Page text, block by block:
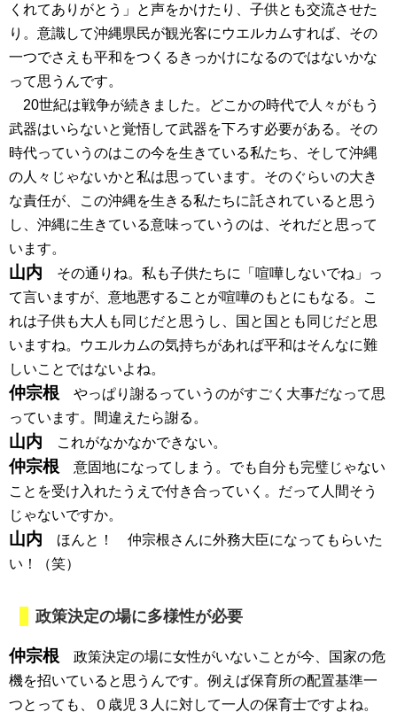
くれてありがとう」と声をかけたり、子供とも交流させた
り。意識して沖縄県民が観光客にウエルカムすれば、その
一つでさえも平和をつくるきっかけになるのではないかな
って思うんです。
20世紀は戦争が続きました。どこかの時代で人々がもう
武器はいらないと覚悟して武器を下ろす必要がある。その
時代っていうのはこの今を生きている私たち、そして沖縄
の人々じゃないかと私は思っています。そのぐらいの大き
な責任が、この沖縄を生きる私たちに託されていると思う
し、沖縄に生きている意味っていうのは、それだと思って
います。
山内 その通りね。私も子供たちに「喧嘩しないでね」っ
て言いますが、意地悪することが喧嘩のもとにもなる。こ
れは子供も大人も同じだと思うし、国と国とも同じだと思
いますね。ウエルカムの気持ちがあれば平和はそんなに難
しいことではないよね。
仲宗根 やっぱり謝るっていうのがすごく大事だなって思
っています。間違えたら謝る。
山内 これがなかなかできない。
仲宗根 意固地になってしまう。でも自分も完璧じゃない
ことを受け入れたうえで付き合っていく。だって人間そう
じゃないですか。
山内 ほんと！ 仲宗根さんに外務大臣になってもらいた
い！（笑）
政策決定の場に多様性が必要
仲宗根 政策決定の場に女性がいないことが今、国家の危
機を招いていると思うんです。例えば保育所の配置基準一
つとっても、０歳児３人に対して一人の保育士ですよね。